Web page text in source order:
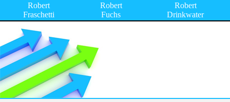
Robert
Fraschetti
Robert
Fuchs
Robert
Drinkwater